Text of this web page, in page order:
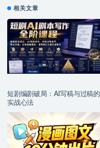
相关文章
短剧编剧破局：AI写稿与过稿的
实战心法